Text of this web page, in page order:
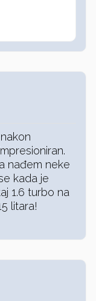
nađem neke
kada je
1.6 turbo na
litara!